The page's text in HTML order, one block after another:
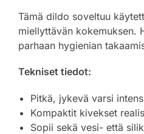
Tämä dildo soveltuu
miellyttävän kokemuksen.
parhaan hygienian
Tekniset tiedot:
Pitkä, jykevä varsi
Kompaktit kivekset
Sopii sekä vesi- että